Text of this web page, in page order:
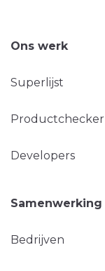
Ons werk
Superlijst
Productchecker
Developers
Samenwerking
Bedrijven